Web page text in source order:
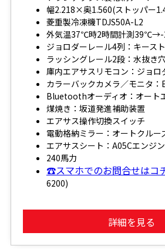
幅2.218×奥1.560(ストッパー
菱重製冷凍機TDJS50A-L2
外気温37℃時2時間計測
ジョロダーレール4列：キース
ラッシングレール2段：水抜き
庫内エアサスリモコン：ジョロ
カラーバックカメラ／モニタ：
Bluetoothオーディオ：オート
煤焼き：坂道発進補助装置
エアサス操作切換スイッチ
電動格納ミラー：オートクルー
エアサスシート：A05Cエンジン
240馬力
☎スマホでのお問合せはコ
6200)
詳細を見る